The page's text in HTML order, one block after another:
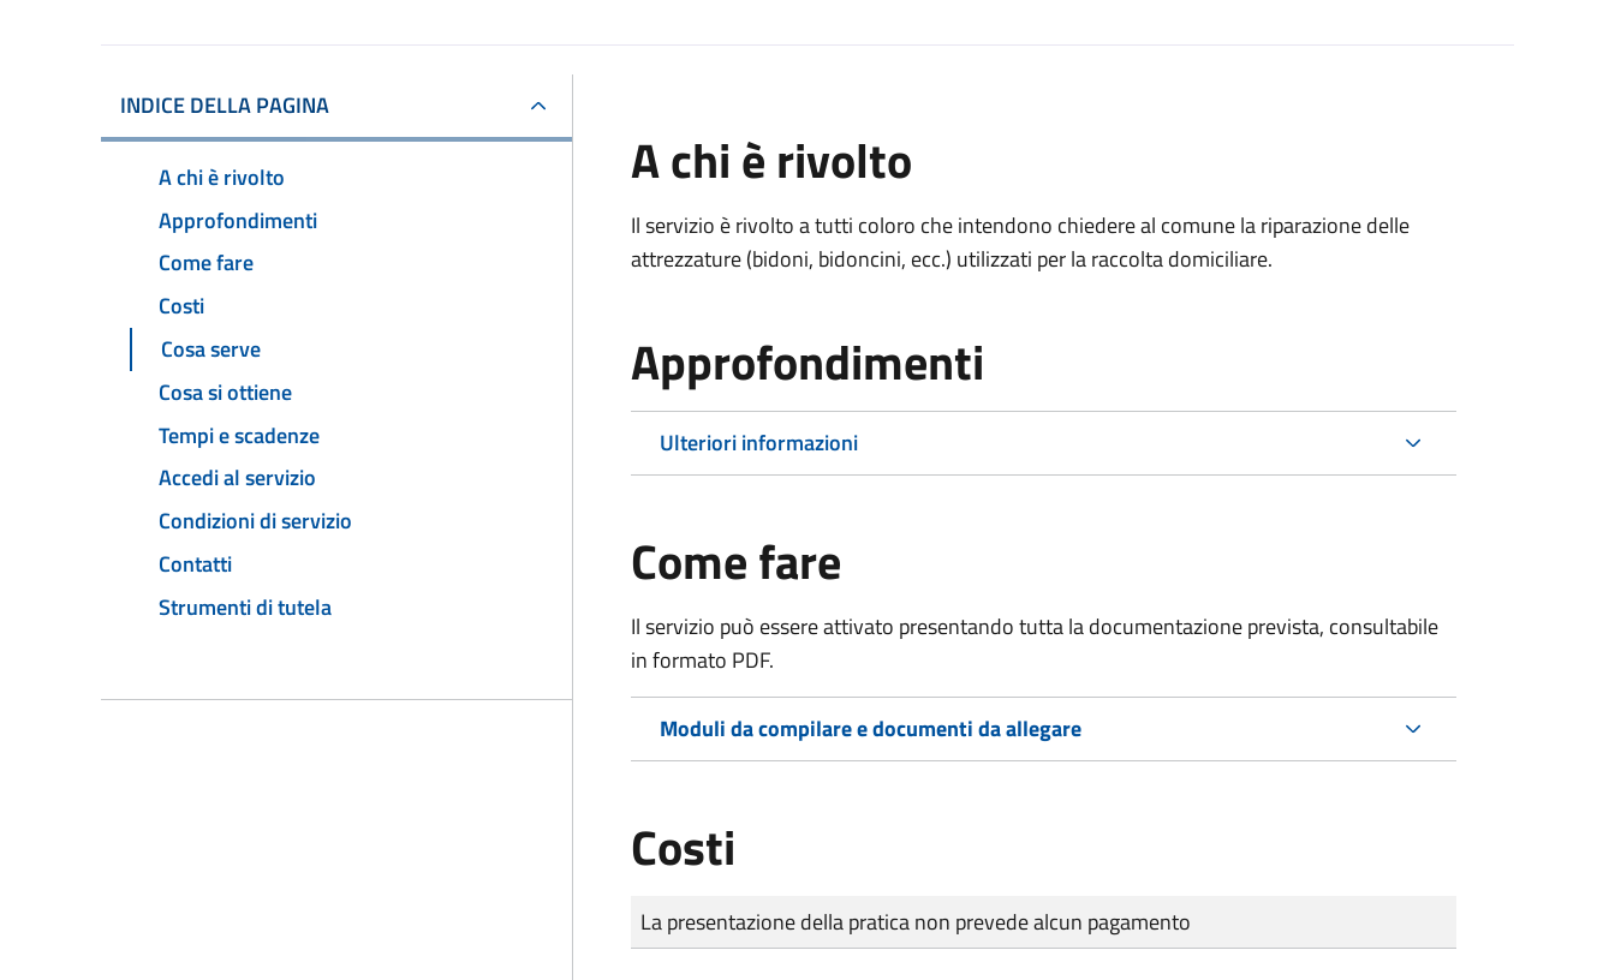
INDICE DELLA PAGINA
A chi è rivolto
Approfondimenti
Come fare
Costi
Cosa serve
Cosa si ottiene
Tempi e scadenze
Accedi al servizio
Condizioni di servizio
Contatti
Strumenti di tutela
A chi è rivolto
Il servizio è rivolto a tutti coloro che intendono chiedere al comune la riparazione delle
attrezzature (bidoni, bidoncini, ecc.) utilizzati per la raccolta domiciliare.
Approfondimenti
Ulteriori informazioni
Come fare
Il servizio può essere attivato presentando tutta la documentazione prevista, consultabile
in formato PDF.
Moduli da compilare e documenti da allegare
Costi
Tipo di pagamento
Importo
La presentazione della pratica non prevede alcun pagamento